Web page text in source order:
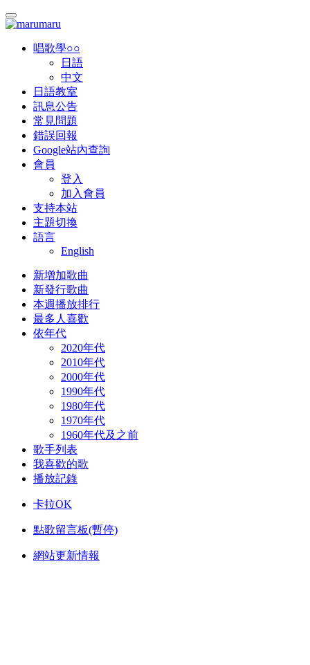
唱歌學○○
日語
中文
日語教室
訊息公告
常見問題
錯誤回報
Google站內查詢
會員
登入
加入會員
支持本站
主題切換
語言
English
新增加歌曲
新發行歌曲
本週播放排行
最多人喜歡
依年代
2020年代
2010年代
2000年代
1990年代
1980年代
1970年代
1960年代及之前
歌手列表
我喜歡的歌
播放記錄
卡拉OK
點歌留言板(暫停)
網站更新情報